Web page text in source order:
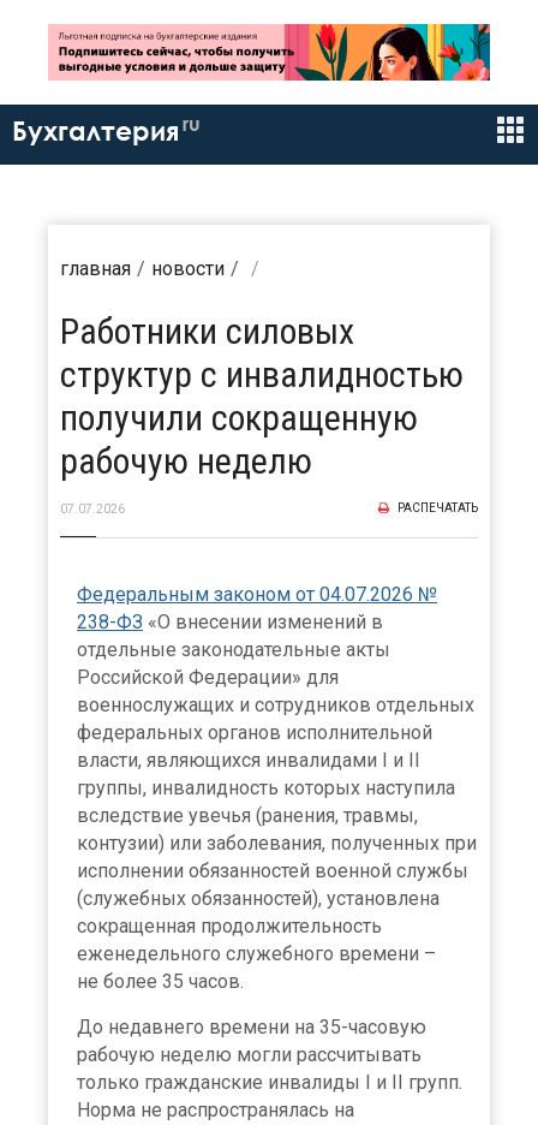
Бухгалтерия ru
главная новости
Работники силовых
структур с инвалидностью
получили сокращенную
рабочую неделю
07.07.2026 РАСПЕЧАТАТЬ
Федеральным законом от 04.07.2026 №
238-ФЗ «О внесении изменений в
отдельные законодательные акты
Российской Федерации» для
военнослужащих и сотрудников отдельных
федеральных органов исполнительной
власти, являющихся инвалидами I и II
группы, инвалидность которых наступила
вследствие увечья (ранения, травмы,
контузии) или заболевания, полученных при
исполнении обязанностей военной службы
(служебных обязанностей), установлена
сокращенная продолжительность
еженедельного служебного времени –
не более 35 часов.
До недавнего времени на 35-часовую
рабочую неделю могли рассчитывать
только гражданские инвалиды I и II групп.
Норма не распространялась на